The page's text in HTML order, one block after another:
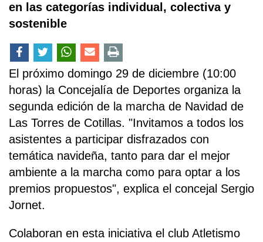
en las categorías individual, colectiva y
sostenible
El próximo domingo 29 de diciembre (10:00
horas) la Concejalía de Deportes organiza la
segunda edición de la marcha de Navidad de
Las Torres de Cotillas. "Invitamos a todos los
asistentes a participar disfrazados con
temática navideña, tanto para dar el mejor
ambiente a la marcha como para optar a los
premios propuestos", explica el concejal Sergio
Jornet.
Colaboran en esta iniciativa el club Atletismo